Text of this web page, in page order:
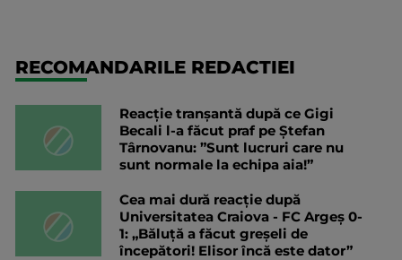
RECOMANDARILE REDACTIEI
Reacție tranșantă după ce Gigi
Becali l-a făcut praf pe Ștefan
Târnovanu: ”Sunt lucruri care nu
sunt normale la echipa aia!”
Cea mai dură reacție după
Universitatea Craiova - FC Argeș 0-
1: „Băluță a făcut greșeli de
începători! Elisor încă este dator”